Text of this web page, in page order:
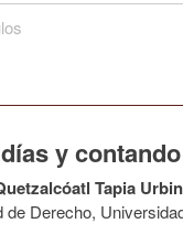
y contando
Tapia
de Derecho,